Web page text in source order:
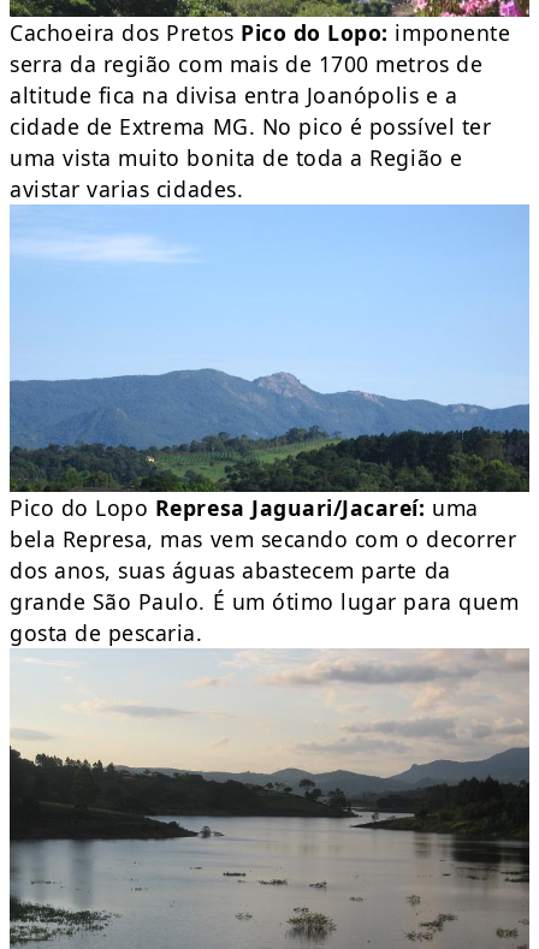
Cachoeira dos Pretos Pico do Lopo: imponente
serra da região com mais de 1700 metros de
altitude fica na divisa entra Joanópolis e a
cidade de Extrema MG. No pico é possível ter
uma vista muito bonita de toda a Região e
avistar varias cidades.
Pico do Lopo Represa Jaguari/Jacareí: uma
bela Represa, mas vem secando com o decorrer
dos anos, suas águas abastecem parte da
grande São Paulo. É um ótimo lugar para quem
gosta de pescaria.